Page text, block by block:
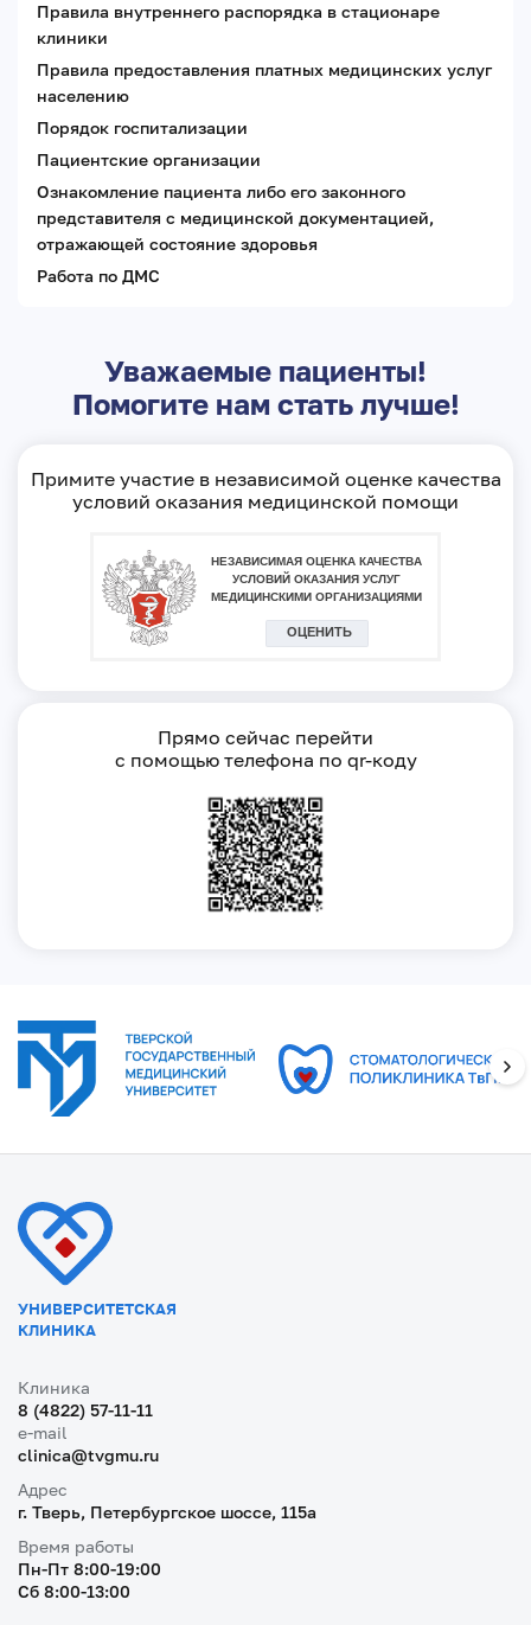
Правила внутреннего распорядка в стационаре
клиники
Правила предоставления платных медицинских услуг
населению
Порядок госпитализации
Пациентские организации
Ознакомление пациента либо его законного
представителя с медицинской документацией,
отражающей состояние здоровья
Работа по ДМС
Уважаемые пациенты!
Помогите нам стать лучше!
Примите участие в независимой оценке качества
условий оказания медицинской помощи
Прямо сейчас перейти
с помощью телефона по qr-коду
УНИВЕРСИТЕТСКАЯ
КЛИНИКА
8 (4822) 57-11-11
Клиника
clinica@tvgmu.ru
e-mail
г. Тверь, Петербургское шоссе, 115a
Адрес
Пн-Пт 8:00-19:00
Cб 8:00-13:00
Время работы